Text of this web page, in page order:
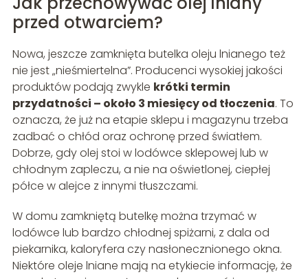
przed otwarciem?
Nowa, jeszcze zamknięta butelka oleju lnianego też
nie jest „nieśmiertelna”. Producenci wysokiej jakości
produktów podają zwykle krótki termin
przydatności – około 3 miesięcy od tłoczenia. To
oznacza, że już na etapie sklepu i magazynu trzeba
zadbać o chłód oraz ochronę przed światłem.
Dobrze, gdy olej stoi w lodówce sklepowej lub w
chłodnym zapleczu, a nie na oświetlonej, ciepłej
półce w alejce z innymi tłuszczami.
W domu zamkniętą butelkę można trzymać w
lodówce lub bardzo chłodnej spiżarni, z dala od
piekarnika, kaloryfera czy nasłonecznionego okna.
Niektóre oleje lniane mają na etykiecie informację, że